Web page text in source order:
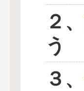
２、
う
３、